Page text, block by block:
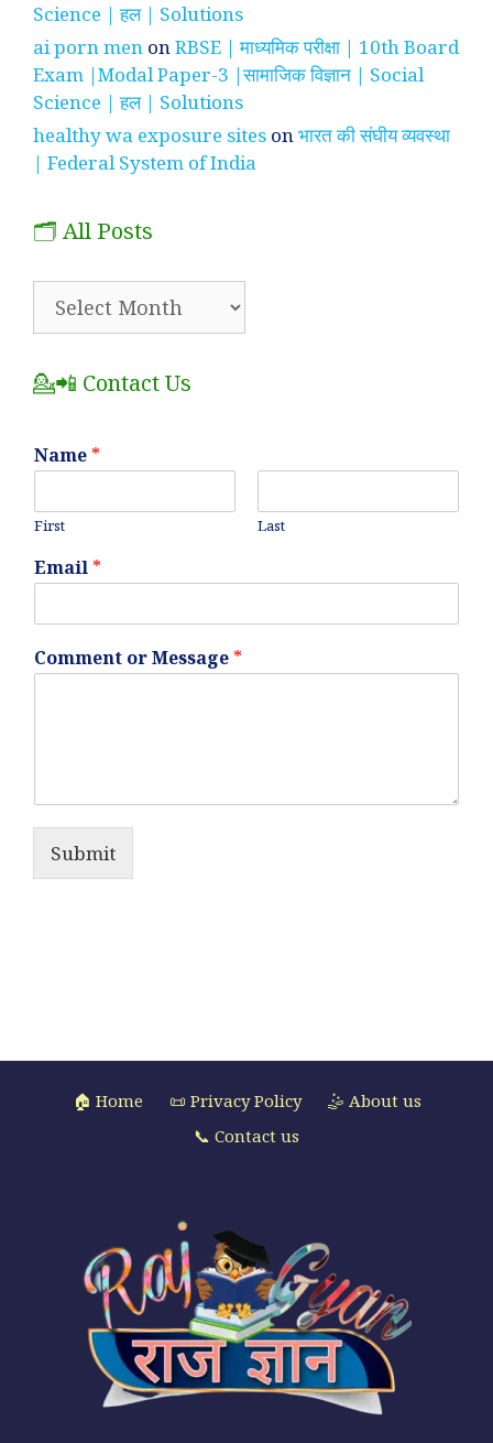
Science | हल | Solutions
ai porn men onRBSE | माध्यमिक परीक्षा | 10th Board
Exam |Modal Paper-3 |सामाजिक विज्ञान | Social
Science | हल | Solutions
healthy wa exposure sites onभारत की संघीय व्यवस्था
| Federal System of India
🗂️ All Posts
💁📲 Contact Us
Name *
First Last
Email *
Comment or Message *
Submit
🏠 Home 📜 Privacy Policy
🤹 About us
📞 Contact us